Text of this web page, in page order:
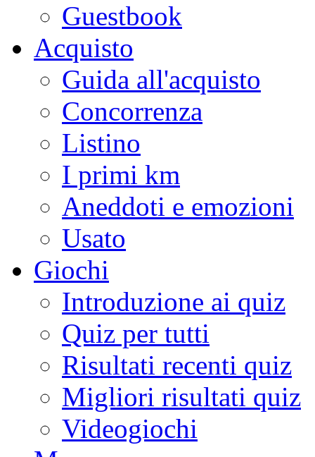
Guestbook
Acquisto
Guida all'acquisto
Concorrenza
Listino
I primi km
Aneddoti e emozioni
Usato
Giochi
Introduzione ai quiz
Quiz per tutti
Risultati recenti quiz
Migliori risultati quiz
Videogiochi